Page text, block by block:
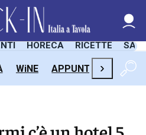
HORECA RICETTE
WiNE APPUNTAMENTI
›